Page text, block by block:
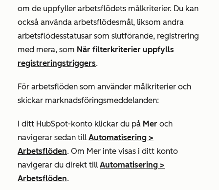
om de uppfyller arbetsflödets målkriterier. Du kan
också använda arbetsflödesmål, liksom andra
arbetsflödesstatusar som slutförande, registrering
med mera, som När filterkriterier uppfylls
registreringstriggers.
För arbetsflöden som använder målkriterier och
skickar marknadsföringsmeddelanden:
I ditt HubSpot-konto klickar du på Mer och
navigerar sedan till Automatisering >
Arbetsflöden. Om Mer inte visas i ditt konto
navigerar du direkt till Automatisering >
Arbetsflöden.